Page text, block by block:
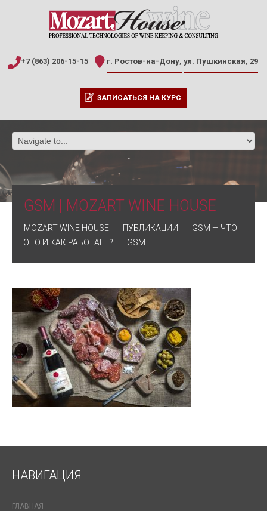
+7 (863) 206-15-15 г. Ростов-на-Дону, ул. Пушкинская, 29
ЗАПИСАТЬСЯ НА КУРС
GSM | MOZART WINE HOUSE
MOZART WINE HOUSE ПУБЛИКАЦИИ
GSM — ЧТО
ЭТО И КАК РАБОТАЕТ?
GSM
НАВИГАЦИЯ
ГЛАВНАЯ